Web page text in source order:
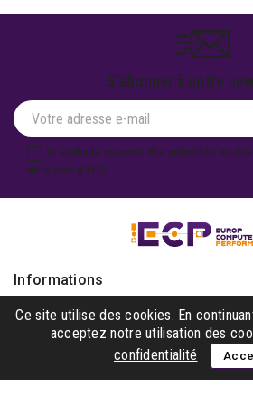
S'abonner à notre
Je souhaite recevoir des actualités ou
de la part d'ECP.
Informations
Produits
Notre société
Ce site utilise des cookies. En
acceptez notre utilisation des
confidentialité